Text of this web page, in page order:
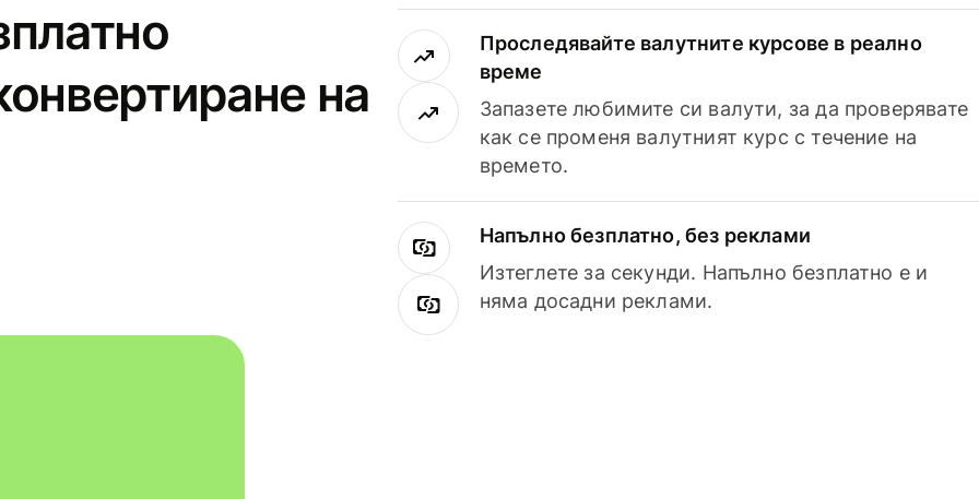
на
Проследявайте валутните курсове в реално
време
Запазете любимите си валути, за да проверявате
как се променя валутният курс с течение на
времето.
Напълно безплатно, без реклами
Изтеглете за секунди. Напълно безплатно е и
няма досадни реклами.